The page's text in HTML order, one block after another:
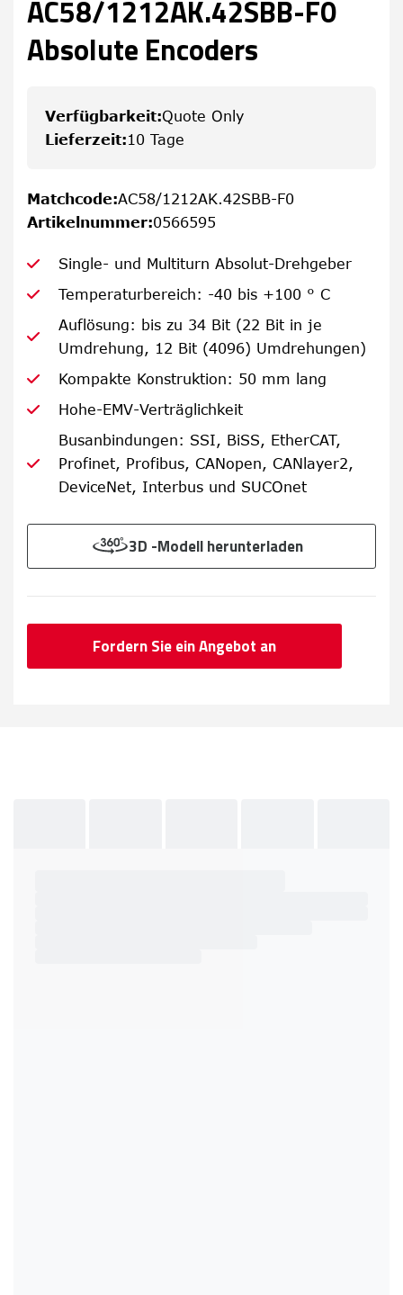
AC58/1212AK.42SBB-F0
Absolute Encoders
Verfügbarkeit:Quote Only
Lieferzeit:10 Tage
Matchcode:AC58/1212AK.42SBB-F0
Artikelnummer:0566595
Single- und Multiturn Absolut-Drehgeber
Temperaturbereich: -40 bis +100 ° C
Auflösung: bis zu 34 Bit (22 Bit in je
Umdrehung, 12 Bit (4096) Umdrehungen)
Kompakte Konstruktion: 50 mm lang
Hohe-EMV-Verträglichkeit
Busanbindungen: SSI, BiSS, EtherCAT,
Profinet, Profibus, CANopen, CANlayer2,
DeviceNet, Interbus und SUCOnet
3D -Modell herunterladen
Fordern Sie ein Angebot an